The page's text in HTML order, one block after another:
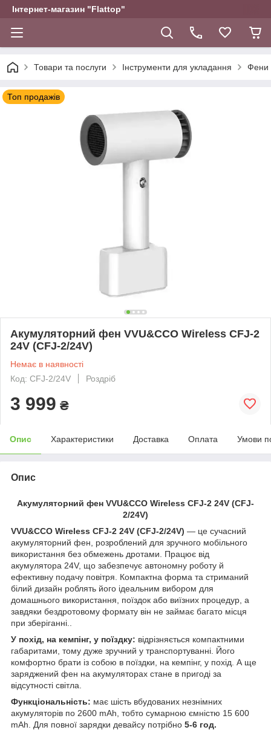
Інтернет-магазин "Flattop"
Товари та послуги Інструменти для укладання Фени
Топ продажів
Акумуляторний фен VVU&CCO Wireless CFJ-2
24V (CFJ-2/24V)
Немає в наявності
Код: CFJ-2/24V
Роздріб
3 999 ₴
Опис Характеристики Доставка Оплата Умови
Опис
Акумуляторний фен VVU&CCO Wireless CFJ-2 24V (CFJ-
2/24V)
VVU&CCO Wireless CFJ-2 24V (CFJ-2/24V) — це сучасний
акумуляторний фен, розроблений для зручного мобільного
використання без обмежень дротами. Працює від
акумулятора 24V, що забезпечує автономну роботу й
ефективну подачу повітря. Компактна форма та стриманий
білий дизайн роблять його ідеальним вибором для
домашнього використання, поїздок або виїзних процедур, а
завдяки бездротовому формату він не займає багато місця
при зберіганні..
У похід, на кемпінг, у поїздку: відрізняється компактними
габаритами, тому дуже зручний у транспортуванні. Його
комфортно брати із собою в поїздки, на кемпінг, у похід. А ще
заряджений фен на акумуляторах стане в пригоді за
відсутності світла.
Функціональність: має шість вбудованих незнімних
акумуляторів по 2600 mAh, тобто сумарною ємністю 15 600
mAh. Для повної зарядки девайсу потрібно 5-6 год.